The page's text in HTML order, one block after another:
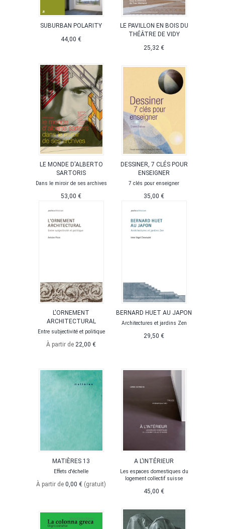
SUBURBAN POLARITY
44,00 €
LE PAVILLON EN BOIS DU
THÉÂTRE DE VIDY
25,32 €
LE MONDE D'ALBERTO
SARTORIS
Dans le miroir de ses archives
53,00 €
DESSINER, 7 CLÉS POUR
ENSEIGNER
7 clés pour enseigner
35,00 €
L'ORNEMENT
ARCHITECTURAL
Entre subjectivité et politique
À partir de 22,00 €
BERNARD HUET AU JAPON
Architectures et jardins Zen
29,50 €
MATIÈRES 13
Effets d'échelle
À partir de 0,00 € (gratuit)
A L'INTÉRIEUR
Les espaces domestiques du
logement collectif suisse
45,00 €